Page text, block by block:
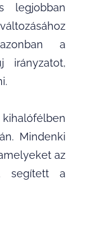
legjobban
a
irányzatot,
Mindenki
az
segített a